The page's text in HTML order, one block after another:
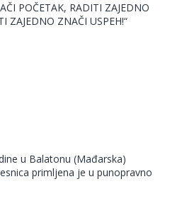
POČETAK, RADITI ZAJEDNO
ZAJEDNO ZNAČI USPEH!“
u Balatonu (Mađarska)
primljena je u punopravno